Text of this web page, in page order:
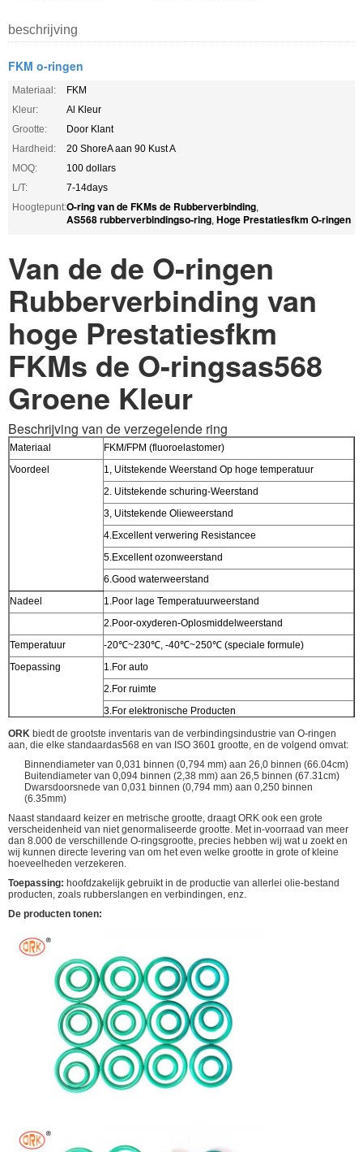
beschrijving
FKM o-ringen
Materiaal:
FKM
Kleur:
Al Kleur
Grootte:
Door Klant
Hardheid:
20 ShoreA aan 90 Kust A
MOQ:
100 dollars
L/T:
7-14days
Hoogtepunt:O-ring van de FKMs de Rubberverbinding,
AS568 rubberverbindingso-ring, Hoge Prestatiesfkm O-ringen
Van de de O-ringen
Rubberverbinding van
hoge Prestatiesfkm
FKMs de O-ringsas568
Groene Kleur
Beschrijving van de verzegelende ring
Materiaal
FKM/FPM (fluoroelastomer)
Voordeel
1, Uitstekende Weerstand Op hoge temperatuur
2. Uitstekende schuring-Weerstand
3, Uitstekende Olieweerstand
4.Excellent verwering Resistancee
5.Excellent ozonweerstand
6.Good waterweerstand
Nadeel
1.Poor lage Temperatuurweerstand
2.Poor-oxyderen-Oplosmiddelweerstand
Temperatuur
-20℃~230℃, -40℃~250℃ (speciale formule)
Toepassing
1.For auto
2.For ruimte
3.For elektronische Producten
ORK biedt de grootste inventaris van de verbindingsindustrie van O-ringen
aan, die elke standaardas568 en van ISO 3601 grootte, en de volgend omvat:
Binnendiameter van 0,031 binnen (0,794 mm) aan 26,0 binnen (66.04cm)
Buitendiameter van 0,094 binnen (2,38 mm) aan 26,5 binnen (67.31cm)
Dwarsdoorsnede van 0,031 binnen (0,794 mm) aan 0,250 binnen
(6.35mm)
Naast standaard keizer en metrische grootte, draagt ORK ook een grote
verscheidenheid van niet genormaliseerde grootte. Met in-voorraad van meer
dan 8.000 de verschillende O-ringsgrootte, precies hebben wij wat u zoekt en
wij kunnen directe levering van om het even welke grootte in grote of kleine
hoeveelheden verzekeren.
Toepassing: hoofdzakelijk gebruikt in de productie van allerlei olie-bestand
producten, zoals rubberslangen en verbindingen, enz.
De producten tonen: